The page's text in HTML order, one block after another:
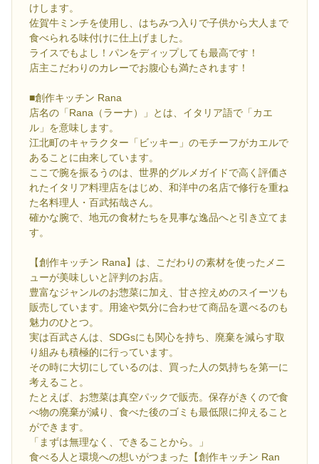
けします。
佐賀牛ミンチを使用し、はちみつ入りで子供から大人まで
食べられる味付けに仕上げました。
ライスでもよし！パンをディップしても最高です！
店主こだわりのカレーでお腹心も満たされます！
■創作キッチン Rana
店名の「Rana（ラーナ）」とは、イタリア語で「カエ
ル」を意味します。
江北町のキャラクター「ビッキー」のモチーフがカエルで
あることに由来しています。
ここで腕を振るうのは、世界的グルメガイドで高く評価さ
れたイタリア料理店をはじめ、和洋中の名店で修行を重ね
た名料理人・百武拓哉さん。
確かな腕で、地元の食材たちを見事な逸品へと引き立てま
す。
【創作キッチン Rana】は、こだわりの素材を使ったメニ
ューが美味しいと評判のお店。
豊富なジャンルのお惣菜に加え、甘さ控えめのスイーツも
販売しています。用途や気分に合わせて商品を選べるのも
魅力のひとつ。
実は百武さんは、SDGsにも関心を持ち、廃棄を減らす取
り組みも積極的に行っています。
その時に大切にしているのは、買った人の気持ちを第一に
考えること。
たとえば、お惣菜は真空パックで販売。保存がきくので食
べ物の廃棄が減り、食べた後のゴミも最低限に抑えること
ができます。
「まずは無理なく、できることから。」
食べる人と環境への想いがつまった【創作キッチン Ran